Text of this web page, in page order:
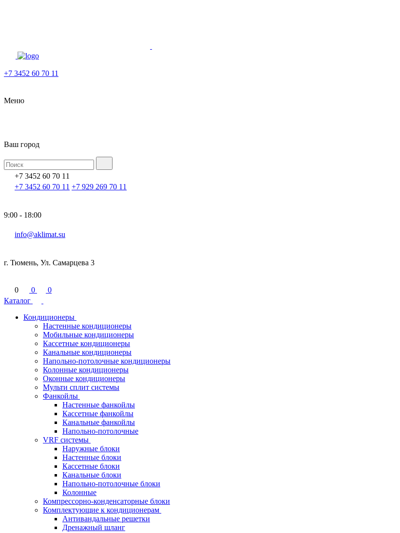
+7 3452 60 70 11
Меню
Ваш город
+7 3452 60 70 11
+7 3452 60 70 11 +7 929 269 70 11
9:00 - 18:00
info@aklimat.su
г. Тюмень, Ул. Самарцева 3
0 0
0
Каталог
Кондиционеры
Настенные кондиционеры
Мобильные кондиционеры
Кассетные кондиционеры
Канальные кондиционеры
Напольно-потолочные кондиционеры
Колонные кондиционеры
Оконные кондиционеры
Мульти сплит системы
Фанкойлы
Настенные фанкойлы
Кассетные фанкойлы
Канальные фанкойлы
Напольно-потолочные
VRF системы
Наружные блоки
Настенные блоки
Кассетные блоки
Канальные блоки
Напольно-потолочные блоки
Колонные
Компрессорно-конденсаторные блоки
Комплектующие к кондиционерам
Антивандальные решетки
Дренажный шланг